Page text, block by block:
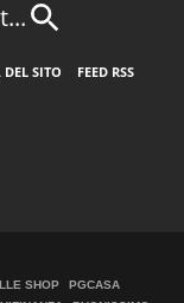
SITO
FEED RSS
SHOP
PGCASA